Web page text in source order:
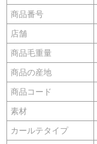
商品番号
店舗
商品毛重量
商品の産地
商品コード
素材
カールテタイプ